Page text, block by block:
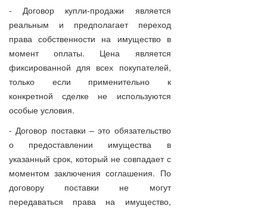
- Договор купли-продажи является
реальным и предполагает переход
права собственности на имущество в
момент оплаты. Цена является
фиксированной для всех покупателей,
только если применительно к
конкретной сделке не используются
особые условия.
- Договор поставки – это обязательство
о предоставлении имущества в
указанный срок, который не совпадает с
моментом заключения соглашения. По
договору поставки не могут
передаваться права на имущество,